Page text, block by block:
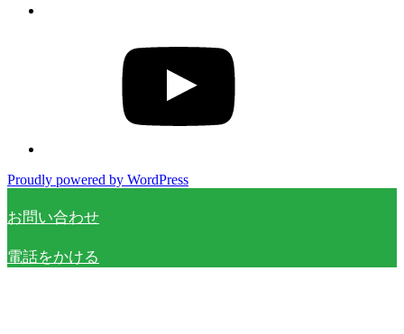
Proudly powered by WordPress
お問い合わせ
電話をかける